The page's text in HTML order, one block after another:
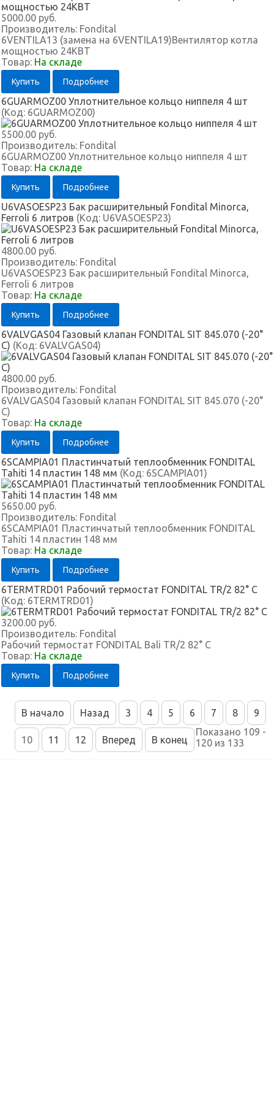
5000.00 руб.
Производитель: Fondital
6VENTILA13 (замена на 6VENTILA19)Вентилятор котла
мощностью 24КВТ
Товар: На складе
Купить Подробнее
6GUARMOZ00 Уплотнительное кольцо ниппеля 4 шт
(Код: 6GUARMOZ00)
5500.00 руб.
Производитель: Fondital
6GUARMOZ00 Уплотнительное кольцо ниппеля 4 шт
Товар: На складе
Купить Подробнее
U6VASOESP23 Бак расширительный Fondital Minorca,
Ferroli 6 литров (Код: U6VASOESP23)
4800.00 руб.
Производитель: Fondital
U6VASOESP23 Бак расширительный Fondital Minorca,
Ferroli 6 литров
Товар: На складе
Купить Подробнее
6VALVGAS04 Газовый клапан FONDITAL SIT 845.070 (-20°
C) (Код: 6VALVGAS04)
4800.00 руб.
Производитель: Fondital
6VALVGAS04 Газовый клапан FONDITAL SIT 845.070 (-20°
C)
Товар: На складе
Купить Подробнее
6SCAMPIA01 Пластинчатый теплообменник FONDITAL
Tahiti 14 пластин 148 мм (Код: 6SCAMPIA01)
5650.00 руб.
Производитель: Fondital
6SCAMPIA01 Пластинчатый теплообменник FONDITAL
Tahiti 14 пластин 148 мм
Товар: На складе
Купить Подробнее
6TERMTRD01 Рабочий термостат FONDITAL TR/2 82° C
(Код: 6TERMTRD01)
3200.00 руб.
Производитель: Fondital
Рабочий термостат FONDITAL Bali TR/2 82° C
Товар: На складе
Купить Подробнее
В начало Назад 3 4 5 6 7 8 9
10 11 12 Вперед В конец
Показано 109 -
120 из 133